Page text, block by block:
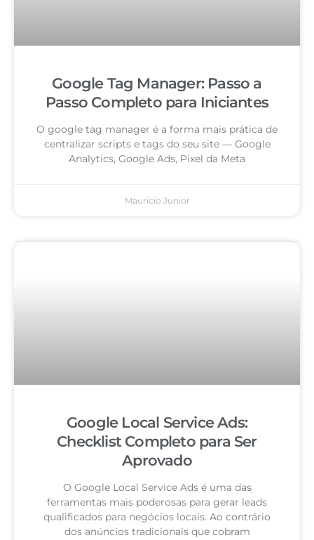
Google Tag Manager: Passo a
Passo Completo para Iniciantes
O google tag manager é a forma mais prática de
centralizar scripts e tags do seu site — Google
Analytics, Google Ads, Pixel da Meta
Mauricio Junior
Google Local Service Ads:
Checklist Completo para Ser
Aprovado
O Google Local Service Ads é uma das
ferramentas mais poderosas para gerar leads
qualificados para negócios locais. Ao contrário
dos anúncios tradicionais que cobram